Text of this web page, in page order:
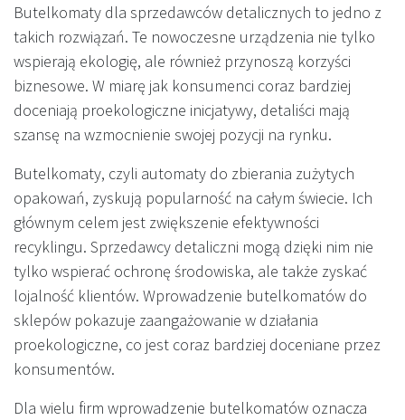
Butelkomaty dla sprzedawców detalicznych to jedno z
takich rozwiązań. Te nowoczesne urządzenia nie tylko
wspierają ekologię, ale również przynoszą korzyści
biznesowe. W miarę jak konsumenci coraz bardziej
doceniają proekologiczne inicjatywy, detaliści mają
szansę na wzmocnienie swojej pozycji na rynku.
Butelkomaty, czyli automaty do zbierania zużytych
opakowań, zyskują popularność na całym świecie. Ich
głównym celem jest zwiększenie efektywności
recyklingu. Sprzedawcy detaliczni mogą dzięki nim nie
tylko wspierać ochronę środowiska, ale także zyskać
lojalność klientów. Wprowadzenie butelkomatów do
sklepów pokazuje zaangażowanie w działania
proekologiczne, co jest coraz bardziej doceniane przez
konsumentów.
Dla wielu firm wprowadzenie butelkomatów oznacza